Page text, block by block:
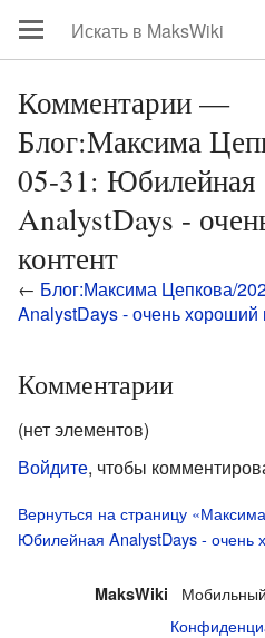
Комментарии —
Блог:Максима
05-31: Юбилейная
AnalystDays -
контент
← Блог:Максима Цепкова/
AnalystDays - очень хороший
Комментарии
(нет элементов)
Войдите, чтобы
Вернуться на страницу
Юбилейная AnalystDays - очень
MaksWiki Мобильный